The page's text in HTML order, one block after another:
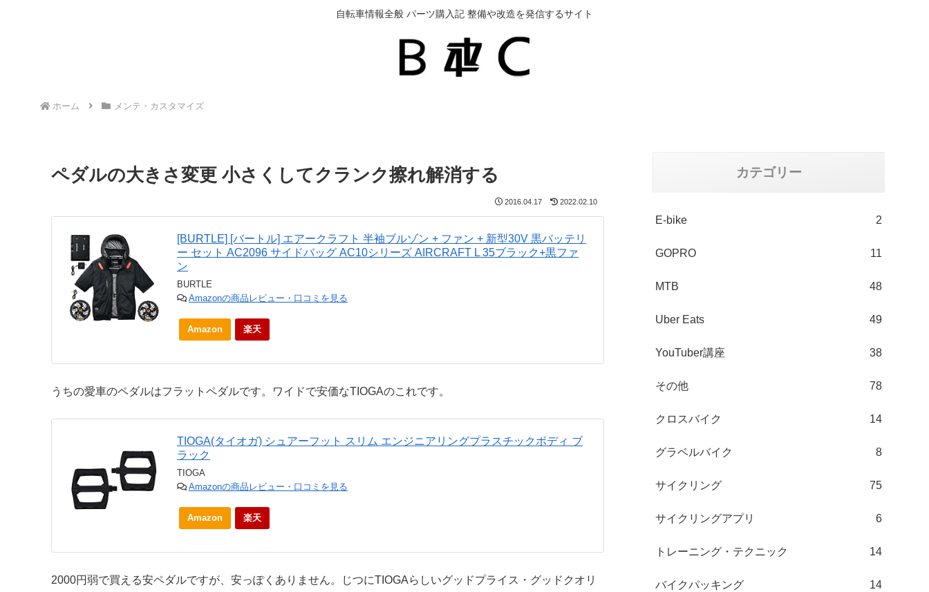
自転車情報全般 パーツ購入記 整備や改造を発信するサイト
ホーム メンテ・カスタマイズ
ペダルの大きさ変更 小さくしてクランク擦れ解消する
2016.04.17 2022.02.10
[BURTLE] [バートル] エアークラフト 半袖ブルゾン + ファン + 新型30V 黒バッテリ
ー セット AC2096 サイドバッグ AC10シリーズ AIRCRAFT L 35ブラック+黒ファ
ン
BURTLE
Amazonの商品レビュー・口コミを見る
Amazon 楽天
うちの愛車のペダルはフラットペダルです。ワイドで安価なTIOGAのこれです。
TIOGA(タイオガ) シュアーフット スリム エンジニアリングプラスチックボディ ブ
ラック
TIOGA
Amazonの商品レビュー・口コミを見る
Amazon 楽天
2000円弱で買える安ペダルですが、安っぽくありません。じつにTIOGAらしいグッドプライス・グッドクオリ
カテゴリー
E-bike 2
GOPRO 11
MTB 48
Uber Eats 49
YouTuber講座 38
その他 78
クロスバイク 14
グラベルバイク 8
サイクリング 75
サイクリングアプリ 6
トレーニング・テクニック 14
バイクパッキング 14